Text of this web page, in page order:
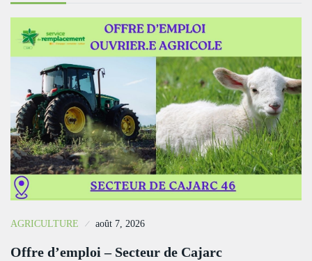
AGRICULTURE août 7, 2026
Offre d’emploi – Secteur de Cajarc